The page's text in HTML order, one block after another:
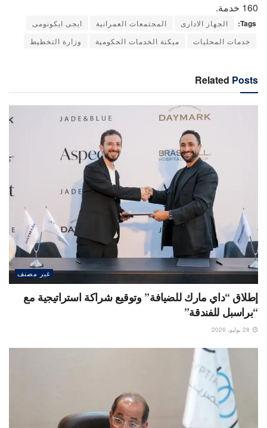
160 خدمة.
Tags: الجهاز الادارى المجتمعات العمرانية
ايجى ايكونومى
خدمات المحليات
ميكنة الخدمات الحكومية وزارة التخطيط
Related Posts
غير مصنف
إطلاق “داي مارك للضيافة” وتوقيع شراكة استراتيجية مع
“براسبل للفندقة”